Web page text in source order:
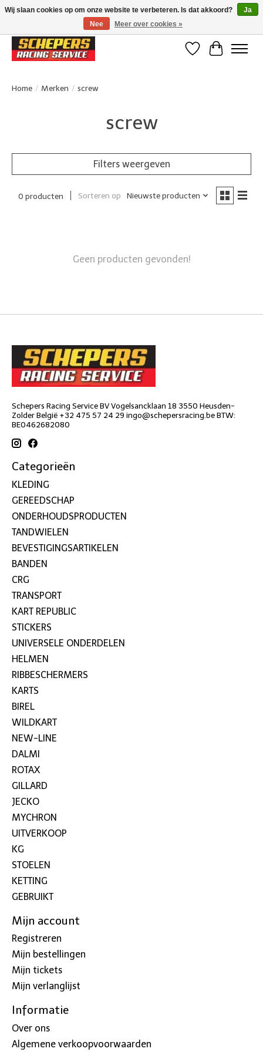
Klanten beoordelen ons met een 4,8/5 op Google reviews
Verlanglijst
Home / Merken / screw
screw
Filters weergeven
0 producten Sorteren op Nieuwste producten
Geen producten gevonden!
Schepers Racing Service BV Vogelsancklaan 18 3550 Heusden-
Zolder België +32 475 57 24 29 ingo@schepersracing.beBTW:
BE0462682080
Categorieën
KLEDING
GEREEDSCHAP
ONDERHOUDSPRODUCTEN
TANDWIELEN
BEVESTIGINGSARTIKELEN
BANDEN
CRG
TRANSPORT
KART REPUBLIC
STICKERS
UNIVERSELE ONDERDELEN
HELMEN
RIBBESCHERMERS
KARTS
BIREL
WILDKART
NEW-LINE
DALMI
ROTAX
GILLARD
JECKO
MYCHRON
UITVERKOOP
KG
STOELEN
KETTING
GEBRUIKT
Mijn account
Registreren
Mijn bestellingen
Mijn tickets
Mijn verlanglijst
Informatie
Over ons
Algemene verkoopvoorwaarden
Wij slaan cookies op om onze website te verbeteren. Is dat akkoord?
Ja
Nee
Meer over cookies »